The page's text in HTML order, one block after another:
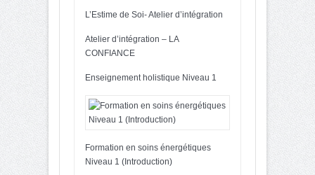
L’Estime de Soi- Atelier d’intégration
Atelier d’intégration – LA
CONFIANCE
Enseignement holistique Niveau 1
Formation en soins énergétiques
Niveau 1 (Introduction)